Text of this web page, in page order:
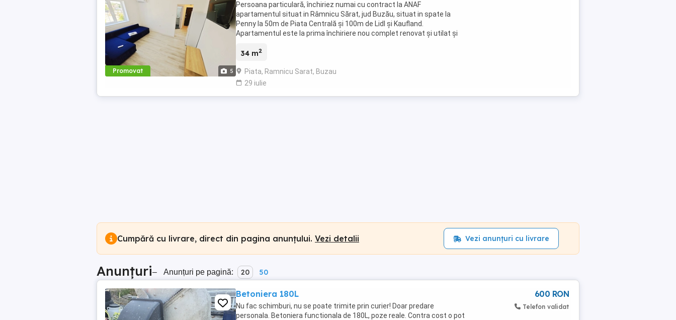
Promovat 5
Persoana particulară, închiriez numai cu contract la ANAF
apartamentul situat in Râmnicu Sărat, jud Buzău, situat in spate la
Penny la 50m de Piata Centrală și 100m de Lidl și Kaufland.
Apartamentul este la prima închiriere nou complet renovat și utilat și
34 m2
Piata, Ramnicu Sarat, Buzau
29 iulie
Cumpără cu livrare, direct din pagina anunțului. Vezi detalii Vezi anunțuri cu livrare
Anunțuri– Anunțuri pe pagină: 20 50
Betoniera 180L
Nu fac schimburi, nu se poate trimite prin curier! Doar predare
personala. Betoniera functionala de 180L, poze reale. Contra cost o pot
600 RON
Telefon validat